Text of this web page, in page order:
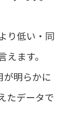
り低い・同
ます。
が明らかに
たデータで